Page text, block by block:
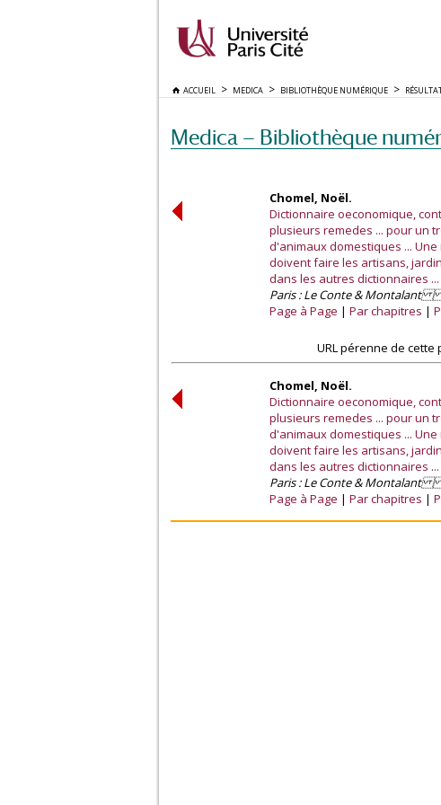
ACCUEIL MEDICA BIBLIOTHÈQUE NUMÉRIQUE
Medica — Bibliothèque
Chomel, Noël.
Dictionnaire oeconomique,
plusieurs remedes ... pour un
d'animaux domestiques ...
doivent faire les artisans,
dans les autres dictionnaires ...
Paris : Le Conte &
Page à Page
Par chapitres
URL pérenne de cette
Chomel, Noël.
Dictionnaire oeconomique,
plusieurs remedes ... pour un
d'animaux domestiques ...
doivent faire les artisans,
dans les autres dictionnaires ...
Paris : Le Conte &
Page à Page
Par chapitres